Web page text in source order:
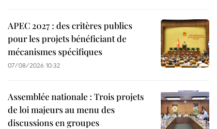
APEC 2027 : des critères publics
pour les projets bénéficiant de
mécanismes spécifiques
07/08/2026 10:32
Assemblée nationale : Trois projets
de loi majeurs au menu des
discussions en groupes